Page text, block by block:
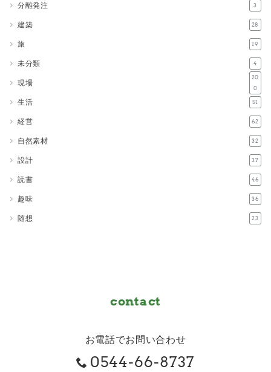
分離発注 3
建築 28
旅 19
未分類 4
現場
20
0
生活 51
経営 62
自然素材 32
設計 37
読書 46
趣味 36
随想 23
contact
お電話でお問い合わせ
0544-66-8737